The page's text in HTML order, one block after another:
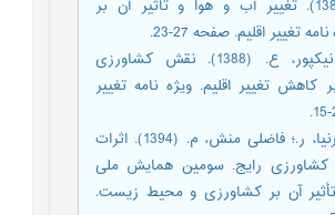
رضوی، م. (1388). تغییر آب و هوا و تأثیر آن بر
تغییر اقلیم. صفحه 27-23.
سرابیان، ل.؛ نیکپور، ع. (1388). نقش کشاورزی
کاهش تغییر اقلیم. ویژه نامه تغییر
قیاسی، م.؛ امیرنیا، ر.؛ فاضلی منش، م. (1394). اثرات
کشاورزی رایج. سومین همایش ملی
تأثیر آن بر کشاورزی و محیط زیست.